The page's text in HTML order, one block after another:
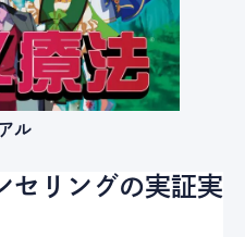
ル
セリングの実証実